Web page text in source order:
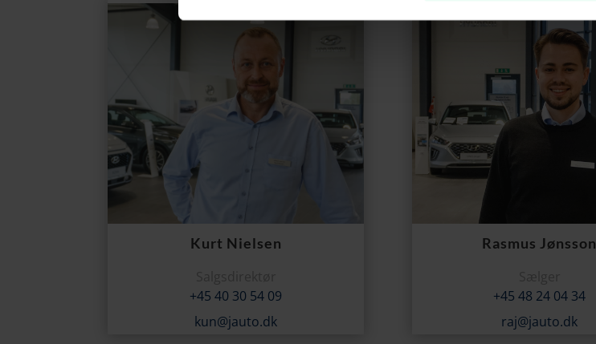
Kurt Nielsen
+45 40 30 54 09
kun@jauto.dk
Rasmus Jønsson
+45 48 24 04 34
raj@jauto.dk